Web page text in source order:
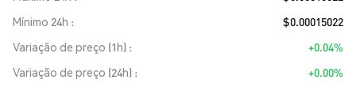
Mínimo 24h
$0.00015022
Variação de preço (1h)
+0.04%
Variação de preço (24h)
+0.00%